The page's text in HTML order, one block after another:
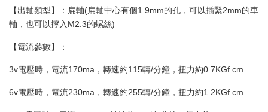
【出軸類型】：扁軸(扁軸中心有個1.9mm的孔，可以插緊2mm的車
軸，也可以擰入M2.3的螺絲)
【電流參數】：
3v電壓時，電流170ma，轉速約115轉/分鐘，扭力約0.7KGf.cm
6v電壓時，電流230ma，轉速約255轉/分鐘，扭力約1.2KGf.cm